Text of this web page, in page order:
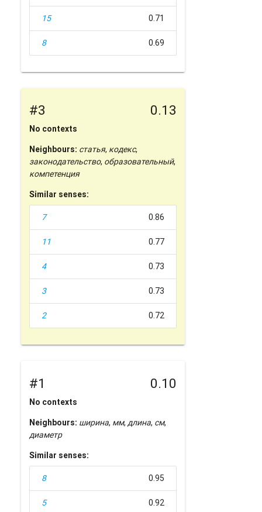
15 0.71
8 0.69
#3 0.13
No contexts
Neighbours: статья, кодекс,
законодательство, образовательный,
компетенция
Similar senses:
7 0.86
11 0.77
4 0.73
3 0.73
2 0.72
#1 0.10
No contexts
Neighbours: ширина, мм,длина, см,
диаметр
Similar senses:
8 0.95
5 0.92